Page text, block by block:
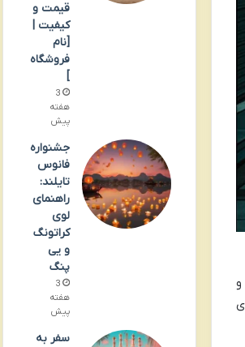
قیمت و
کیفیت |
[نام
فروشگاه
]
3
هفته
پیش
جشنواره
فانوس
تایلند:
راهنمای
لوی
کراتونگ
و یی
پنگ
3
هفته
پیش
سفر به